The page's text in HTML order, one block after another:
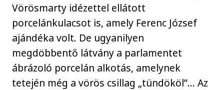
Vörösmarty idézettel ellátott
porcelánkulacsot is, amely Ferenc József
ajándéka volt. De ugyanilyen
megdöbbentő látvány a parlamentet
ábrázoló porcelán alkotás, amelynek
tetején még a vörös csillag „tündököl”… Az